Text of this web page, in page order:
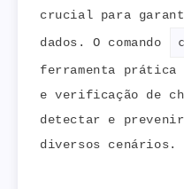
crucial para
dados. O comando
ferramenta
e verificação de
detectar e prevenir
diversos cenários.